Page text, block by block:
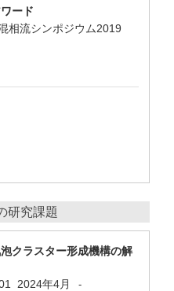
ード
相流シンポジウム2019
研究課題
クラスター形成機構の解
2024年4月 -